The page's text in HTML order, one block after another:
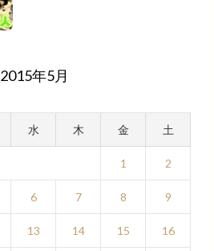
2015年5月
水 木 金 土
1 2
6 7 8 9
13 14 15 16